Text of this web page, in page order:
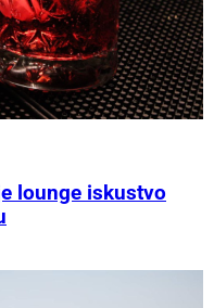
lounge iskustvo